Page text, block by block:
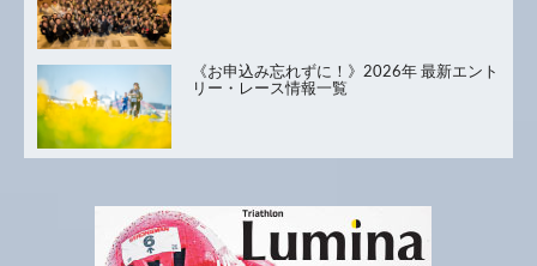
《お申込み忘れずに！》2026年 最新エント
リー・レース情報一覧